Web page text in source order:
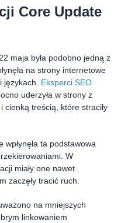
Core Update
maja była podobno jedną z
na strony internetowe
językach. Eksperci SEO
uderzyła w strony z
treścią, które straciły
ta podstawowa
W
miały one nawet
zaczęły tracić ruch.
na mniejszych
linkowaniem